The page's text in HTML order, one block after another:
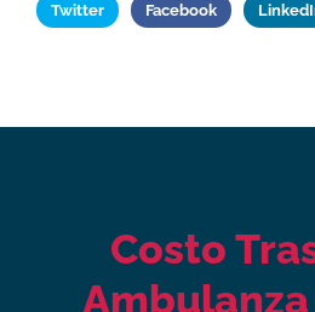
Twitter Facebook
Costo